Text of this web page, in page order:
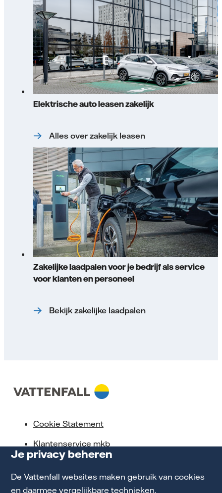
Je privacy beheren
De Vattenfall websites maken gebruik van cookies
en daarmee vergelijkbare technieken.
Elektrische auto leasen zakelijk
Alles over zakelijk leasen
Zakelijke laadpalen voor je bedrijf als service
voor klanten en personeel
Bekijk zakelijke laadpalen
Cookie Statement
Klantenservice mkb
Privacy en Voorwaarden
Toegankelijkheid